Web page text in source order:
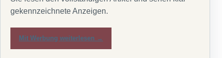
gekennzeichnete Anzeigen.
Mit Werbung weiterlesen →